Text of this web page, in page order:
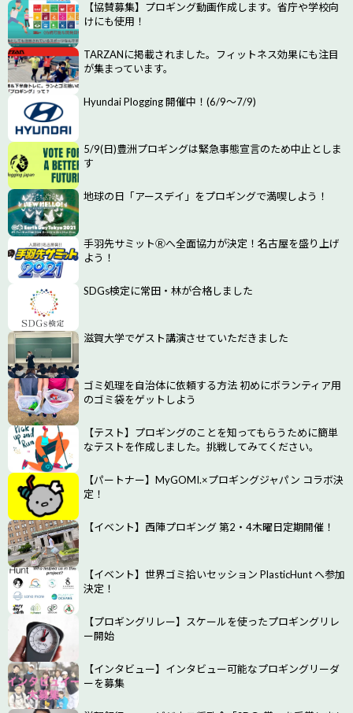
【協賛募集】プロギング動画作成します。省庁や学校向
けにも使用！
TARZANに掲載されました。フィットネス効果にも注目
が集まっています。
Hyundai Plogging 開催中！(6/9～7/9)
5/9(日)豊洲プロギングは緊急事態宣言のため中止としま
す
地球の日「アースデイ」をプロギングで満喫しよう！
手羽先サミットⓇへ全面協力が決定！名古屋を盛り上げ
よう！
SDGs検定に常田・林が合格しました
滋賀大学でゲスト講演させていただきました
ゴミ処理を自治体に依頼する方法 初めにボランティア用
のゴミ袋をゲットしよう
【テスト】プロギングのことを知ってもらうために簡単
なテストを作成しました。挑戦してみてください。
【パートナー】MyGOMI.×プロギングジャパン コラボ決
定！
【イベント】西陣プロギング 第2・4木曜日定期開催！
【イベント】世界ゴミ拾いセッション PlasticHunt へ参加
決定！
【プロギングリレー】スケールを使ったプロギングリレ
ー開始
【インタビュー】インタビュー可能なプロギングリーダ
ーを募集